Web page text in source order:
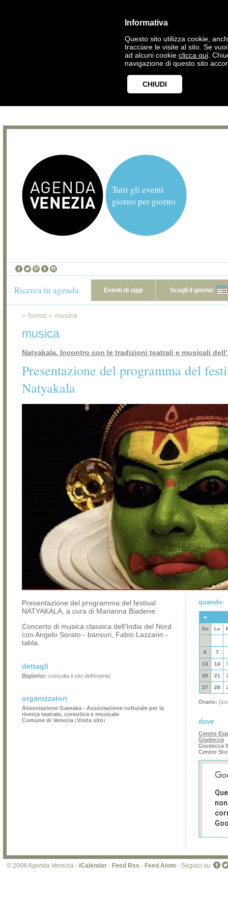
Informativa
Questo sito utilizza cookie,
tracciare le visite al sito. Se
ad alcuni cookie clicca qui .
navigazione di questo sito
CHIUDI
Tutti gli eventi
giorno per giorno
Ricerca in agenda Eventi di oggi Scegli il giorno:
» home » musica
musica
Natyakala. Incontro con le tradizioni teatrali e musicali
Presentazione del programma del
Natyakala
Presentazione del programma del festival
NATYAKALA, a cura di Marianna Biadene.
Concerto di musica classica dell’India del Nord
con Angelo Sorato ‐ bansuri, Fabio Lazzarin ­‐
tabla.
dettagli
Biglietto: consulta il sito dell'evento
organizzatori
Associazione Gamaka - Associazione culturale per la
ricerca teatrale, coreutica e musicale
Comune di Venezia (Visita sito)
quando
«
Do Lu
6 7
13 14
20 21
27 28
Orario:
dove
Centro
Giudecca
Giudecca
Centro
di
sito
© 2008 Agenda Venezia - iCalendar - Feed Rss - Feed Atom - Seguici su: